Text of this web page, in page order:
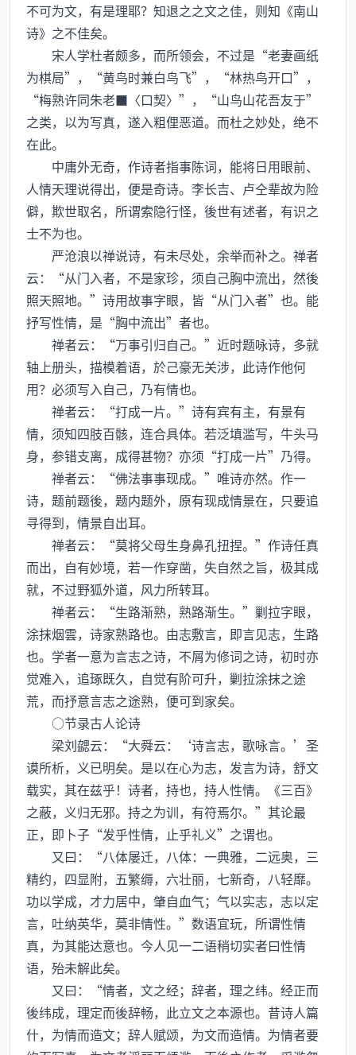
不可为文，有是理耶？知退之之文之佳，则知《南山
诗》之不佳矣。
宋人学杜者颇多，而所领会，不过是“老妻画纸
为棋局”，“黄鸟时兼白鸟飞”，“林热鸟开口”，
“梅熟许同朱老■〈口契〉”，“山鸟山花吾友于”
之类，以为写真，遂入粗俚恶道。而杜之妙处，绝不
在此。
中庸外无奇，作诗者指事陈词，能将日用眼前、
人情天理说得出，便是奇诗。李长吉、卢仝辈故为险
僻，欺世取名，所谓索隐行怪，後世有述者，有识之
士不为也。
严沧浪以禅说诗，有未尽处，余举而补之。禅者
云：“从门入者，不是家珍，须自己胸中流出，然後
照天照地。”诗用故事字眼，皆“从门入者”也。能
抒写性情，是“胸中流出”者也。
禅者云：“万事引归自己。”近时题咏诗，多就
轴上册头，描模着语，於己豪无关涉，此诗作他何
用？必须写入自己，乃有情也。
禅者云：“打成一片。”诗有宾有主，有景有
情，须知四肢百骸，连合具体。若泛填滥写，牛头马
身，参错支离，成得甚物？亦须“打成一片”乃得。
禅者云：“佛法事事现成。”唯诗亦然。作一
诗，题前题後，题内题外，原有现成情景在，只要追
寻得到，情景自出耳。
禅者云：“莫将父母生身鼻孔扭捏。”作诗任真
而出，自有妙境，若一作穿凿，失自然之旨，极其成
就，不过野狐外道，风力所转耳。
禅者云：“生路渐熟，熟路渐生。”剿拉字眼，
涂抹烟雲，诗家熟路也。由志敷言，即言见志，生路
也。学者一意为言志之诗，不屑为修词之诗，初时亦
觉难入，追琢既久，自觉有阶可升，剿拉涂抹之途
荒，而抒意言志之途熟，便可到家矣。
○节录古人论诗
梁刘勰云：“大舜云：‘诗言志，歌咏言。’圣
谟所析，义已明矣。是以在心为志，发言为诗，舒文
载实，其在兹乎！诗者，持也，持人性情。《三百》
之蔽，义归无邪。持之为训，有符焉尔。”其论最
正，即卜子“发乎性情，止乎礼义”之谓也。
又曰：“八体屡迁，八体：一典雅，二远奥，三
精约，四显附，五繁缛，六壮丽，七新奇，八轻靡。
功以学成，才力居中，肇自血气；气以实志，志以定
言，吐纳英华，莫非情性。”数语宜玩，所谓性情
真，为其能达意也。今人见一二语稍切实者曰性情
语，殆未解此矣。
又曰：“情者，文之经；辞者，理之纬。经正而
後纬成，理定而後辞畅，此立文之本源也。昔诗人篇
什，为情而造文；辞人赋颂，为文而造情。为情者要